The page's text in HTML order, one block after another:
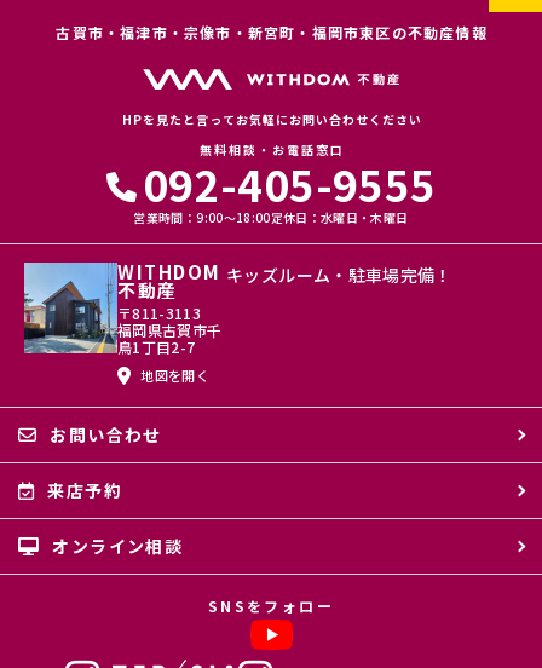
古賀市・福津市・宗像市・新宮町・福岡市東区の不動産情報
HPを見たと言ってお気軽にお問い合わせください
無料相談・お電話窓口
092-405-9555
営業時間：9:00〜18:00定休日：水曜日・木曜日
WITHDOM
不動産
〒811-3113
福岡県古賀市千
鳥1丁目2-7
地図を開く
キッズルーム・駐車場完備！
お問い合わせ
来店予約
オンライン相談
SNSをフォロー